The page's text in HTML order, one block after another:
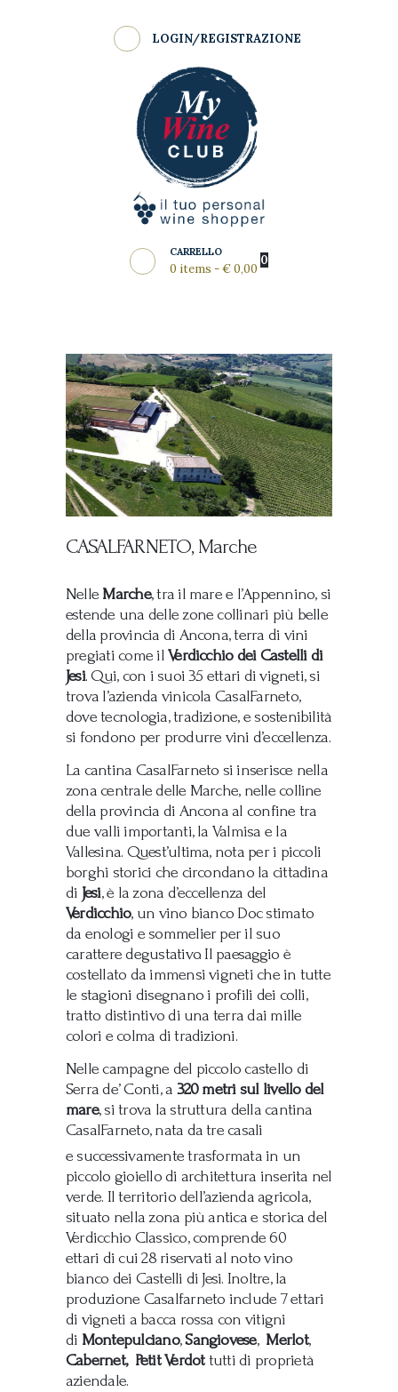
LOGIN/REGISTRAZIONE
CARRELLO
0 items -€ 0,00
0
MY WINE CLUB
Come Funziona
CASALFARNETO, Marche
Nelle Marche, tra il mare e l’Appennino, si
estende una delle zone collinari più belle
della provincia di Ancona, terra di vini
pregiati come ilVerdicchio dei Castelli di
Jesi. Qui, con i suoi 35 ettari di vigneti, si
trova l’azienda vinicola CasalFarneto,
dove tecnologia, tradizione, e sostenibilità
si fondono per produrre vini d’eccellenza.
La cantina CasalFarneto si inserisce nella
zona centrale delle Marche, nelle colline
della provincia di Ancona al confine tra
due valli importanti, la Valmisa e la
Vallesina. Quest’ultima, nota per i piccoli
borghi storici che circondano la cittadina
di Jesi, è la zona d’eccellenza del
Verdicchio, un vino bianco Doc stimato
da enologi e sommelier per il suo
carattere degustativo. Il paesaggio è
costellato da immensi vigneti che in tutte
le stagioni disegnano i profili dei colli,
tratto distintivo di una terra dai mille
colori e colma di tradizioni.
Nelle campagne del piccolo castello di
Serra de’ Conti, a 320 metri sul livello del
mare, si trova la struttura della cantina
CasalFarneto, nata da tre casali
e successivamente trasformata in un
piccolo gioiello di architettura inserita nel
verde. Il territorio dell’azienda agricola,
situato nella zona più antica e storica del
Verdicchio Classico, comprende 60
ettari di cui 28 riservati al noto vino
bianco dei Castelli di Jesi. Inoltre, la
produzione Casalfarneto include 7 ettari
di vigneti a bacca rossa con vitigni
di Montepulciano,Sangiovese, Merlot,
Cabernet, Petit Verdottutti di proprietà
aziendale.